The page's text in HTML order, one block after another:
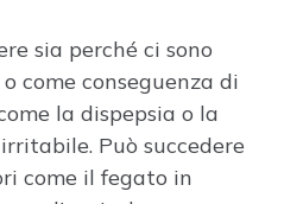
sia perché ci sono
come conseguenza di
la dispepsia o la
Può succedere
come il fegato in